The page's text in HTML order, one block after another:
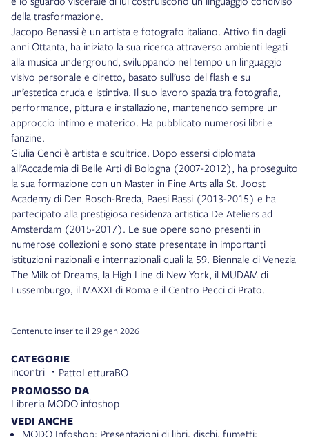
della trasformazione.
Jacopo Benassi è un artista e fotografo italiano. Attivo fin dagli
anni Ottanta, ha iniziato la sua ricerca attraverso ambienti legati
alla musica underground, sviluppando nel tempo un linguaggio
visivo personale e diretto, basato sull’uso del flash e su
un’estetica cruda e istintiva. Il suo lavoro spazia tra fotografia,
performance, pittura e installazione, mantenendo sempre un
approccio intimo e materico. Ha pubblicato numerosi libri e
fanzine.
Giulia Cenci è artista e scultrice. Dopo essersi diplomata
all’Accademia di Belle Arti di Bologna (2007-2012), ha proseguito
la sua formazione con un Master in Fine Arts alla St. Joost
Academy di Den Bosch-Breda, Paesi Bassi (2013-2015) e ha
partecipato alla prestigiosa residenza artistica De Ateliers ad
Amsterdam (2015-2017). Le sue opere sono presenti in
numerose collezioni e sono state presentate in importanti
istituzioni nazionali e internazionali quali la 59. Biennale di Venezia
The Milk of Dreams, la High Line di New York, il MUDAM di
Lussemburgo, il MAXXI di Roma e il Centro Pecci di Prato.
CATEGORIE
incontri PattoLetturaBO
PROMOSSO DA
Libreria MODO infoshop
VEDI ANCHE
MODO Infoshop: Presentazioni di libri, dischi, fumetti;
Contenuto inserito il 29 gen 2026